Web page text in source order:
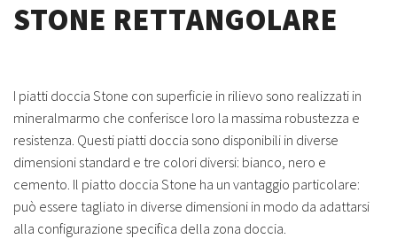
STONE RETTANGOLARE
I piatti doccia Stone con superficie in rilievo sono realizzati in
mineralmarmo che conferisce loro la massima robustezza e
resistenza. Questi piatti doccia sono disponibili in diverse
dimensioni standard e tre colori diversi: bianco, nero e
cemento. Il piatto doccia Stone ha un vantaggio particolare:
può essere tagliato in diverse dimensioni in modo da adattarsi
alla configurazione specifica della zona doccia.